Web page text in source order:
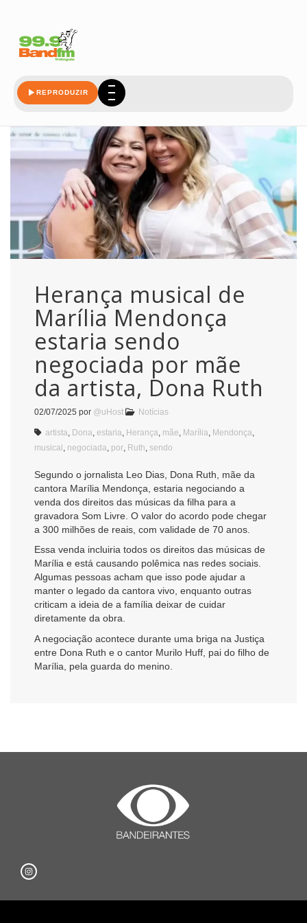
REPRODUZIR
Herança musical de
Marília Mendonça
estaria sendo
negociada por mãe
da artista, Dona Ruth
02/07/2025 por @uHost Notícias
artista Dona estaria Herança mãe Marília Mendonça
musical negociada por Ruth sendo
Segundo o jornalista Leo Dias, Dona Ruth, mãe da
cantora Marília Mendonça, estaria negociando a
venda dos direitos das músicas da filha para a
gravadora Som Livre. O valor do acordo pode chegar
a 300 milhões de reais, com validade de 70 anos.
Essa venda incluiria todos os direitos das músicas de
Marília e está causando polêmica nas redes sociais.
Algumas pessoas acham que isso pode ajudar a
manter o legado da cantora vivo, enquanto outras
criticam a ideia de a família deixar de cuidar
diretamente da obra.
A negociação acontece durante uma briga na Justiça
entre Dona Ruth e o cantor Murilo Huff, pai do filho de
Marília, pela guarda do menino.